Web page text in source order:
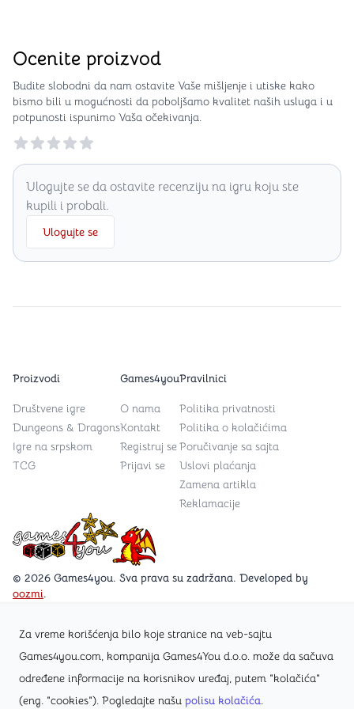
Za vreme korišćenja bilo koje stranice na veb-sajtu
Games4you.com, kompanija Games4You d.o.o. može da sačuva
određene informacije na korisnikov uređaj, putem "kolačića"
(eng. "cookies"). Pogledajte našu polisu kolačića.
Ocenite proizvod
Budite slobodni da nam ostavite Vaše mišljenje i utiske kako
bismo bili u mogućnosti da poboljšamo kvalitet naših usluga i u
potpunosti ispunimo Vaša očekivanja.
Reviews
Ulogujte se da ostavite recenziju na igru koju ste
kupili i probali.
Ulogujte se
Games4you logo
© 2026 Games4you. Sva prava su zadržana. Developed by
oozmi.
Posetite Facebook stranicu /Games4you.rs
Zapratite Instagram profil @games4yours
Proizvodi
Društvene igre
Dungeons & Dragons
Igre na srpskom
TCG
Games4you
O nama
Kontakt
Registruj se
Prijavi se
Pravilnici
Politika privatnosti
Politika o kolačićima
Poručivanje sa sajta
Uslovi plaćanja
Zamena artikla
Reklamacije